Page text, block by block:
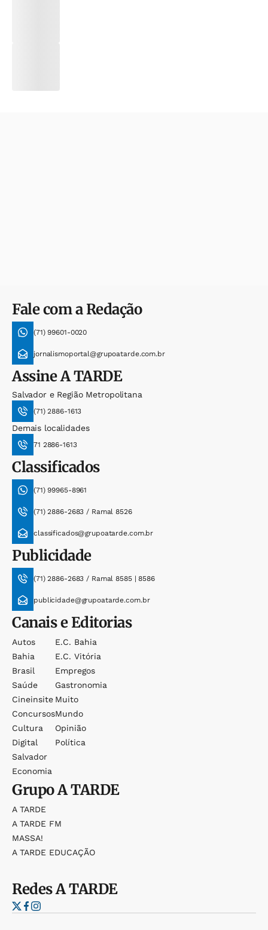
Fale com a Redação
(71) 99601-0020
jornalismoportal@grupoatarde.com.br
AssineA TARDE
Salvador e Região Metropolitana
(71) 2886-1613
Demais localidades
71 2886-1613
Classificados
(71) 99965-8961
(71) 2886-2683 / Ramal 8526
classificados@grupoatarde.com.br
Publicidade
(71) 2886-2683 / Ramal 8585 | 8586
publicidade@grupoatarde.com.br
Canais e Editorias
Autos
Bahia
Brasil
Saúde
Cineinsite
Concursos
Cultura
Digital
Salvador
Economia
E.c. Bahia
E.c. Vitória
Empregos
Gastronomia
Muito
Mundo
Opinião
Política
GrupoA TARDE
A TARDE
A TARDE FM
MASSA!
A TARDE EDUCAÇÃO
RedesA TARDE